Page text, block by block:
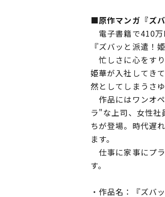
■原作マンガ『ズ
電子書籍で410万
『ズバッと派遣！姫
忙しさに心をす
姫華が入社してき
然としてしまうさ
作品にはワンオ
ラ"な上司、女性社
ちが登場。時代遅
ます。
仕事に家事にプ
す。
・作品名：『ズバ